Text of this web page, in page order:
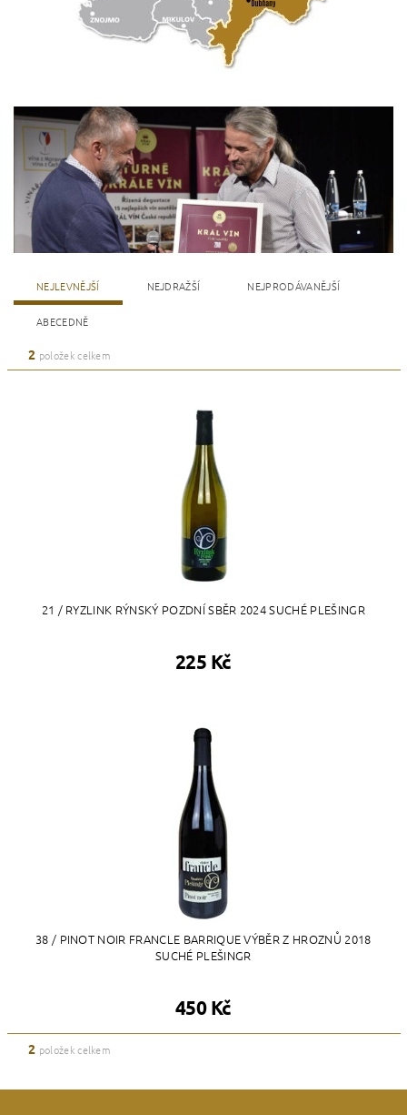
NEJLEVNĚJŠÍ NEJDRAŽŠÍ NEJPRODÁVANĚJŠÍ
ABECEDNĚ
2 položek celkem
21 / RYZLINK RÝNSKÝ POZDNÍ SBĚR 2024 SUCHÉ PLEŠINGR
225 Kč
38 / PINOT NOIR FRANCLE BARRIQUE VÝBĚR Z HROZNŮ 2018
SUCHÉ PLEŠINGR
450 Kč
2 položek celkem